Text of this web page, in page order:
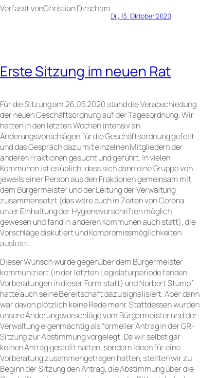
Verfasst vonChristian Dirscham
Di., 13. Oktober 2020
Erste Sitzung im neuen Rat
Für die Sitzung am 26.05.2020 stand die Verabschiedung
der neuen Geschäftsordnung auf der Tagesordnung. Wir
hatten in den letzten Wochen intensiv an
Änderungsvorschlägen für die Geschäftsordnung gefeilt
und das Gespräch dazu mit einzelnen Mitgliedern der
anderen Fraktionen gesucht und geführt. In vielen
Kommunen ist es üblich, dass sich dann eine Gruppe von
jeweils einer Person aus den Fraktionen gemeinsam mit
dem Bürgermeister und der Leitung der Verwaltung
zusammensetzt (das wäre auch in Zeiten von Corona
unter Einhaltung der Hygienevorschriften möglich
gewesen und fand in anderen Kommunen auch statt), die
Vorschläge diskutiert und Kompromissmöglichkeiten
auslotet.
Dieser Wunsch wurde gegenüber dem Bürgermeister
kommuniziert (in der letzten Legislaturperiode fanden
Vorberatungen in dieser Form statt) und Norbert Stumpf
hatte auch seine Bereitschaft dazu signalisiert. Aber dann
war davon plötzlich keine Rede mehr. Stattdessen wurden
unsere Änderungsvorschläge vom Bürgermeister und der
Verwaltung eigenmächtig als formeller Antrag in der GR-
Sitzung zur Abstimmung vorgelegt. Da wir selbst gar
keinen Antrag gestellt hatten, sondern Ideen für eine
Vorberatung zusammengetragen hatten, stellten wir zu
Beginn der Sitzung den Antrag, die Abstimmung über die